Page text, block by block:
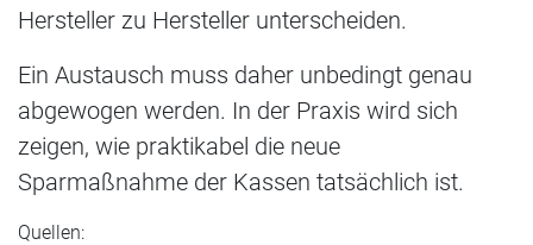
Hersteller zu Hersteller unterscheiden.
Ein Austausch muss daher unbedingt genau
abgewogen werden. In der Praxis wird sich
zeigen, wie praktikabel die neue
Sparmaßnahme der Kassen tatsächlich ist.
Quellen: